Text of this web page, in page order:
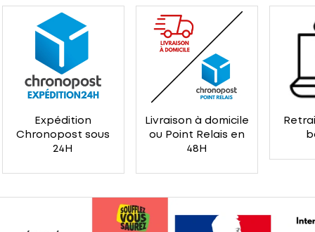
Expédition
Chronopost sous
24H
Livraison à domicile
ou Point Relais en
48H